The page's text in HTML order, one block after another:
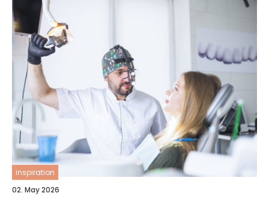
inspiration
02. May 2026